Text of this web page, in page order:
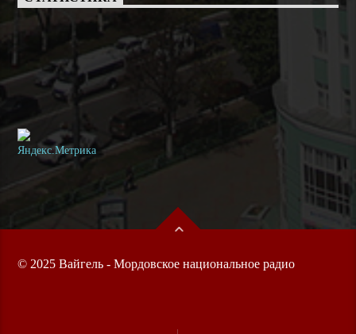
© 2025 Вайгель - Мордовское национальное радио